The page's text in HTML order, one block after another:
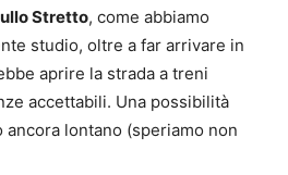
Stretto, come abbiamo
studio, oltre a far arrivare in
aprire la strada a treni
accettabili. Una possibilità
lontano (speriamo non